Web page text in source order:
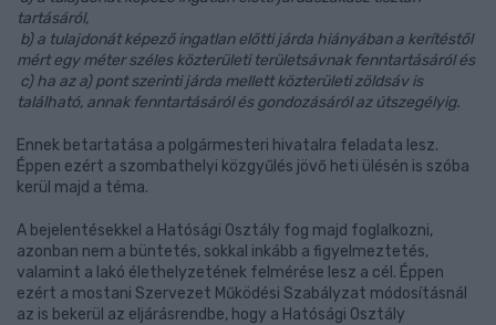
tartásáról,
b) a tulajdonát képező ingatlan előtti járda hiányában a kerítéstől
mért egy méter széles közterületi területsávnak fenntartásáról és
c) ha az a) pont szerinti járda mellett közterületi zöldsáv is
található, annak fenntartásáról és gondozásáról az útszegélyig.
Ennek betartatása a polgármesteri hivatalra feladata lesz.
Éppen ezért a szombathelyi közgyűlés jövő heti ülésén is szóba
kerül majd a téma.
A bejelentésekkel a Hatósági Osztály fog majd foglalkozni,
azonban nem a büntetés, sokkal inkább a figyelmeztetés,
valamint a lakó élethelyzetének felmérése lesz a cél. Éppen
ezért a mostani Szervezet Működési Szabályzat módosításnál
az is bekerül az eljárásrendbe, hogy a Hatósági Osztály